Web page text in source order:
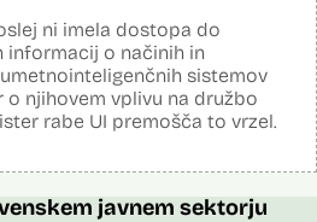
ni imela dostopa do
informacij o načinih in
sistemov
njihovem vplivu na družbo
rabe UI premošča to vrzel.
javnem sektorju